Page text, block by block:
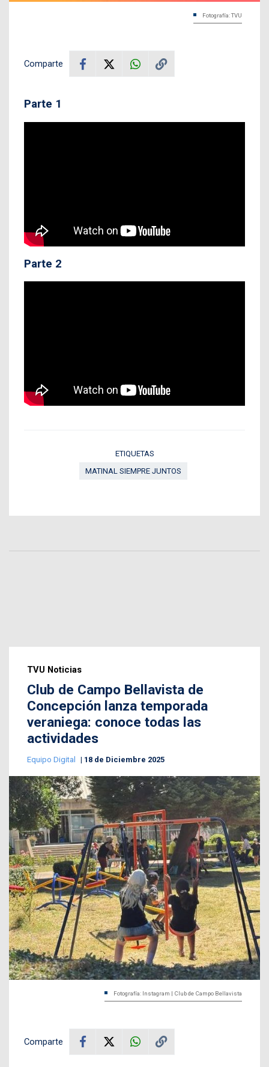
Fotografía: TVU
Comparte
Parte 1
Parte 2
ETIQUETAS
MATINAL SIEMPRE JUNTOS
TVU Noticias
Club de Campo Bellavista de
Concepción lanza temporada
veraniega: conoce todas las
actividades
Equipo Digital 18 de Diciembre 2025
Fotografía: Instagram | Club de Campo Bellavista
Comparte